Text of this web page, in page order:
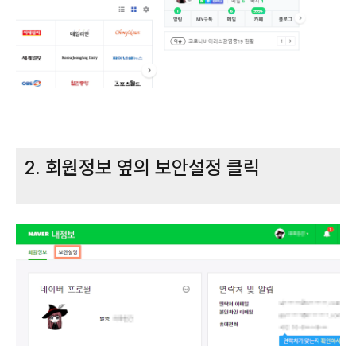
2. 회원정보 옆의 보안설정 클릭